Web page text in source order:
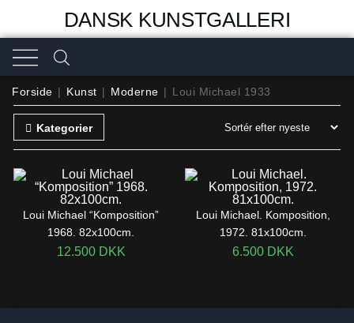
DANSK KUNSTGALLERI
Forside | Kunst | Moderne | Loui Michael 1933
Kategorier
Loui Michael “Komposition”
1968. 82x100cm.
12.500 DKK
Loui Michael. Komposition,
1972. 81x100cm.
6.500 DKK